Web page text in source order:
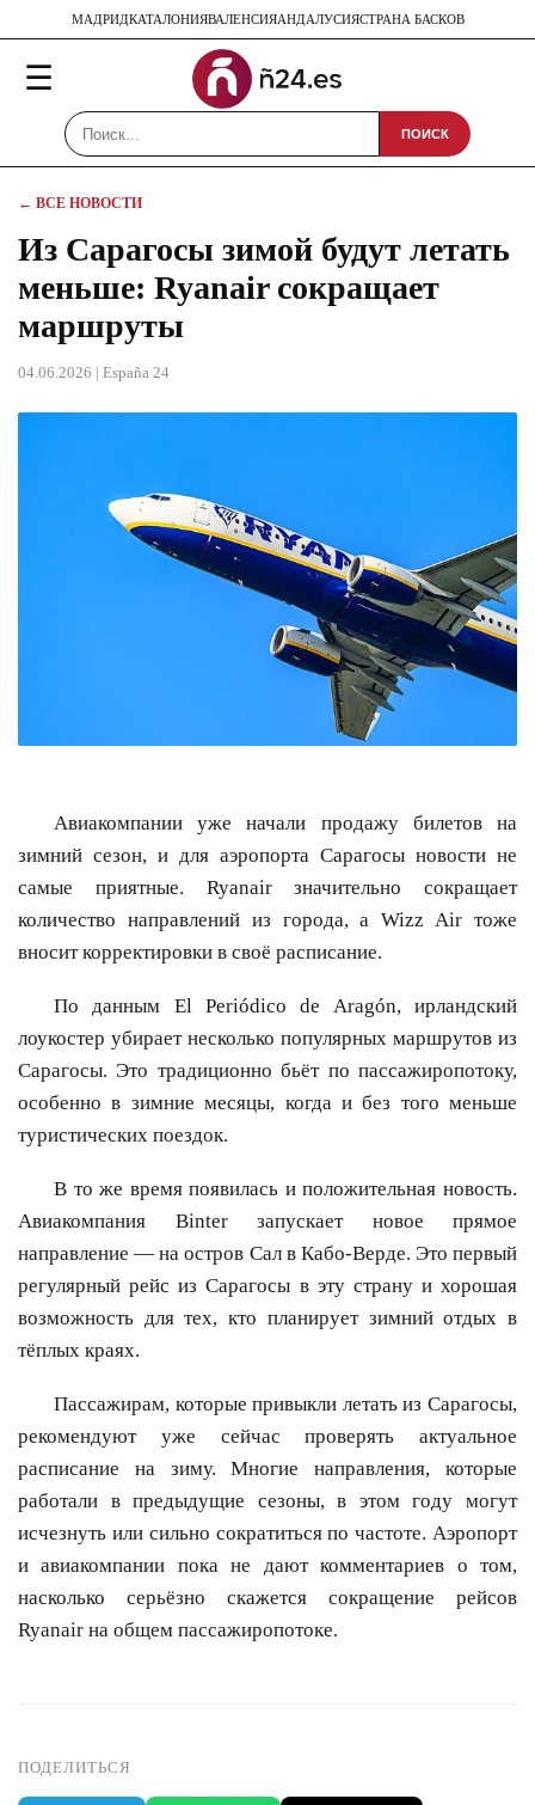
МАДРИДКАТАЛОНИЯВАЛЕНСИЯАНДАЛУСИЯСТРАНА БАСКОВ
☰
ПОИСК
← ВСЕ НОВОСТИ
Из Сарагосы зимой будут летать
меньше: Ryanair сокращает
маршруты
04.06.2026 | España 24
Авиакомпании уже начали продажу билетов на
зимний сезон, и для аэропорта Сарагосы новости не
самые приятные. Ryanair значительно сокращает
количество направлений из города, а Wizz Air тоже
вносит корректировки в своё расписание.
По данным El Periódico de Aragón, ирландский
лоукостер убирает несколько популярных маршрутов из
Сарагосы. Это традиционно бьёт по пассажиропотоку,
особенно в зимние месяцы, когда и без того меньше
туристических поездок.
В то же время появилась и положительная новость.
Авиакомпания Binter запускает новое прямое
направление — на остров Сал в Кабо-Верде. Это первый
регулярный рейс из Сарагосы в эту страну и хорошая
возможность для тех, кто планирует зимний отдых в
тёплых краях.
Пассажирам, которые привыкли летать из Сарагосы,
рекомендуют уже сейчас проверять актуальное
расписание на зиму. Многие направления, которые
работали в предыдущие сезоны, в этом году могут
исчезнуть или сильно сократиться по частоте. Аэропорт
и авиакомпании пока не дают комментариев о том,
насколько серьёзно скажется сокращение рейсов
Ryanair на общем пассажиропотоке.
ПОДЕЛИТЬСЯ